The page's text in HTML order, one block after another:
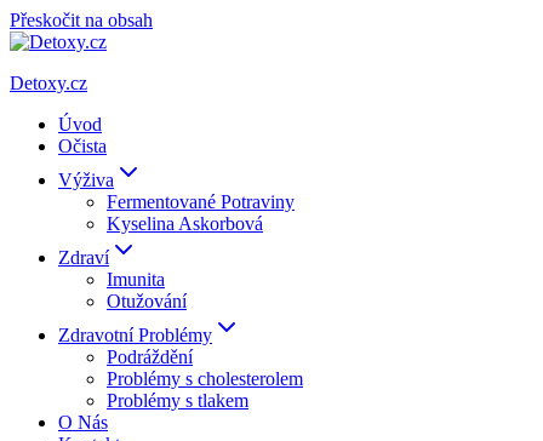
Přeskočit na obsah
Detoxy.cz
Úvod
Očista
Výživa
Fermentované Potraviny
Kyselina Askorbová
Zdraví
Imunita
Otužování
Zdravotní Problémy
Podráždění
Problémy s cholesterolem
Problémy s tlakem
O Nás